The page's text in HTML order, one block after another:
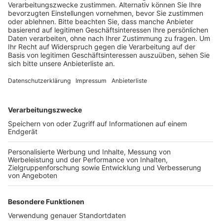
Veröffentlicht:Dienstag, 25.04.2023 12:09
Anzeige
Donnerstagmittag und Montagmorgen zu. Ein
Zaun des Werks an der Goldenbergstraße – und kurze
Zeit später fiel ihm auf, dass von einer Kabeltrommel
eine größere Masse Starkstromkabel fehlen. Die
Polizei geht davon aus, dass die Diebe mit brachialer
Gewalt den Zaun aufbrachen und ihre Beute mit einem
Kraftfahrzeug abtransportierten. Wer in dem
Zusammenhang etwas Verdächtiges gesehen hat, soll